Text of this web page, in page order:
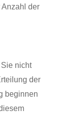
der
nicht
der
beginnen